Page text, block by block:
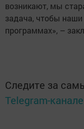
возникают, мы
задача, чтобы наши
программах», –
Следите за
Telegram-канале